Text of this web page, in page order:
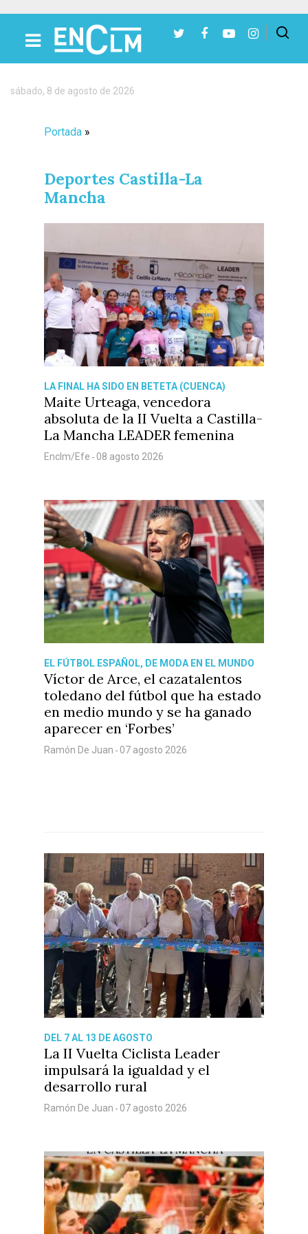
sábado, 8 de agosto de 2026
Portada »
Deportes Castilla-La
Mancha
LA FINAL HA SIDO EN BETETA (CUENCA)
Maite Urteaga, vencedora
absoluta de la II Vuelta a Castilla-
La Mancha LEADER femenina
Enclm/Efe - 08 agosto 2026
EL FÚTBOL ESPAÑOL, DE MODA EN EL MUNDO
Víctor de Arce, el cazatalentos
toledano del fútbol que ha estado
en medio mundo y se ha ganado
aparecer en ‘Forbes’
Ramón De Juan - 07 agosto 2026
DEL 7 AL 13 DE AGOSTO
La II Vuelta Ciclista Leader
impulsará la igualdad y el
desarrollo rural
Ramón De Juan - 07 agosto 2026